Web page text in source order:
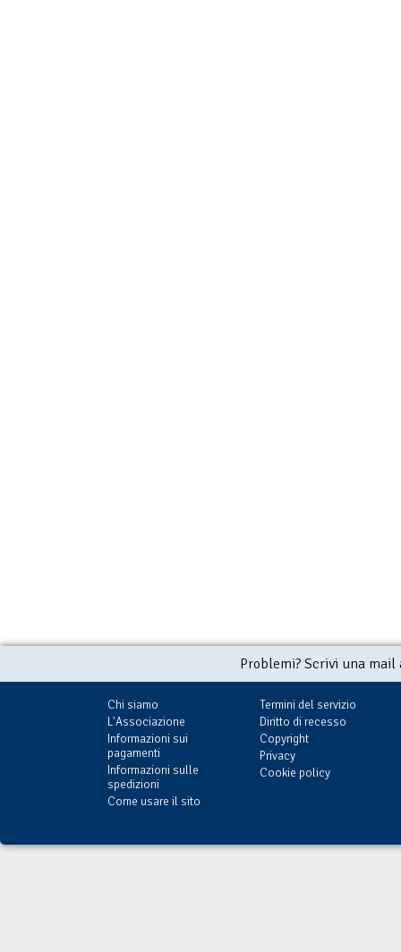
Problemi? Scrivi una
Chi siamo
L'Associazione
Informazioni sui
pagamenti
Informazioni sulle
spedizioni
Come usare il sito
Termini del servizio
Diritto di recesso
Copyright
Privacy
Cookie policy